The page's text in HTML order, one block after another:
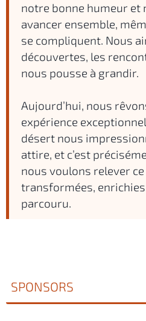
notre bonne humeur et
avancer ensemble,
se compliquent. Nous
découvertes, les
nous pousse à grandir.
Aujourd’hui, nous
expérience
désert nous
attire, et c’est
nous voulons relever
transformées,
parcouru.
SPONSORS